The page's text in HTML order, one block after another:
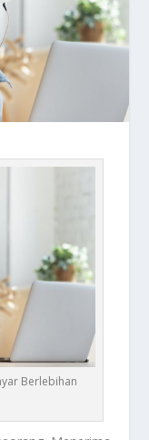
Berlebihan